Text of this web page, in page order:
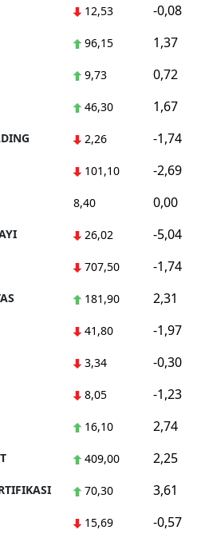
12,53 -0,08
96,15 1,37
9,73 0,72
46,30 1,67
2,26 -1,74
101,10 -2,69
8,40 0,00
26,02 -5,04
707,50 -1,74
181,90 2,31
41,80 -1,97
3,34 -0,30
8,05 -1,23
16,10 2,74
409,00 2,25
70,30 3,61
15,69 -0,57